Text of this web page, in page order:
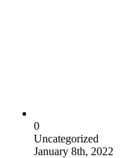
0
Uncategorized
January 8th, 2022